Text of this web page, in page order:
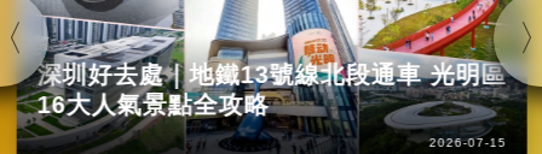
深圳好去處｜地鐵13號線北段通車 光明區
16大人氣景點全攻略
2026-07-15